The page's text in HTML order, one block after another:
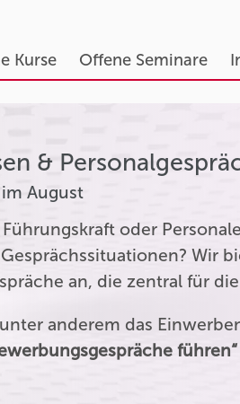
Kurse Offene Seminare
&
August
Führungskraft oder
Wir
an, die zentral für
anderem das
führen“